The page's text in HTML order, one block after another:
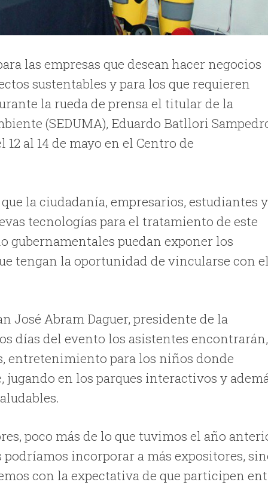
las empresas que desean hacer negocios
sustentables y para los que requieren
la rueda de prensa el titular de la
(SEDUMA), Eduardo Batllori
al 14 de mayo en el Centro de
la ciudadanía, empresarios, estudiantes y
tecnologías para el tratamiento de este
gubernamentales puedan exponer los
tengan la oportunidad de vincularse con
José Abram Daguer, presidente de la
días del evento los asistentes encontrarán,
entretenimiento para los niños donde
en los parques interactivos y
poco más de lo que tuvimos el año
incorporar a más expositores,
con la expectativa de que participen